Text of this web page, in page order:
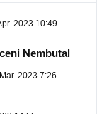
2023 10:49
Nembutal
2023 7:26